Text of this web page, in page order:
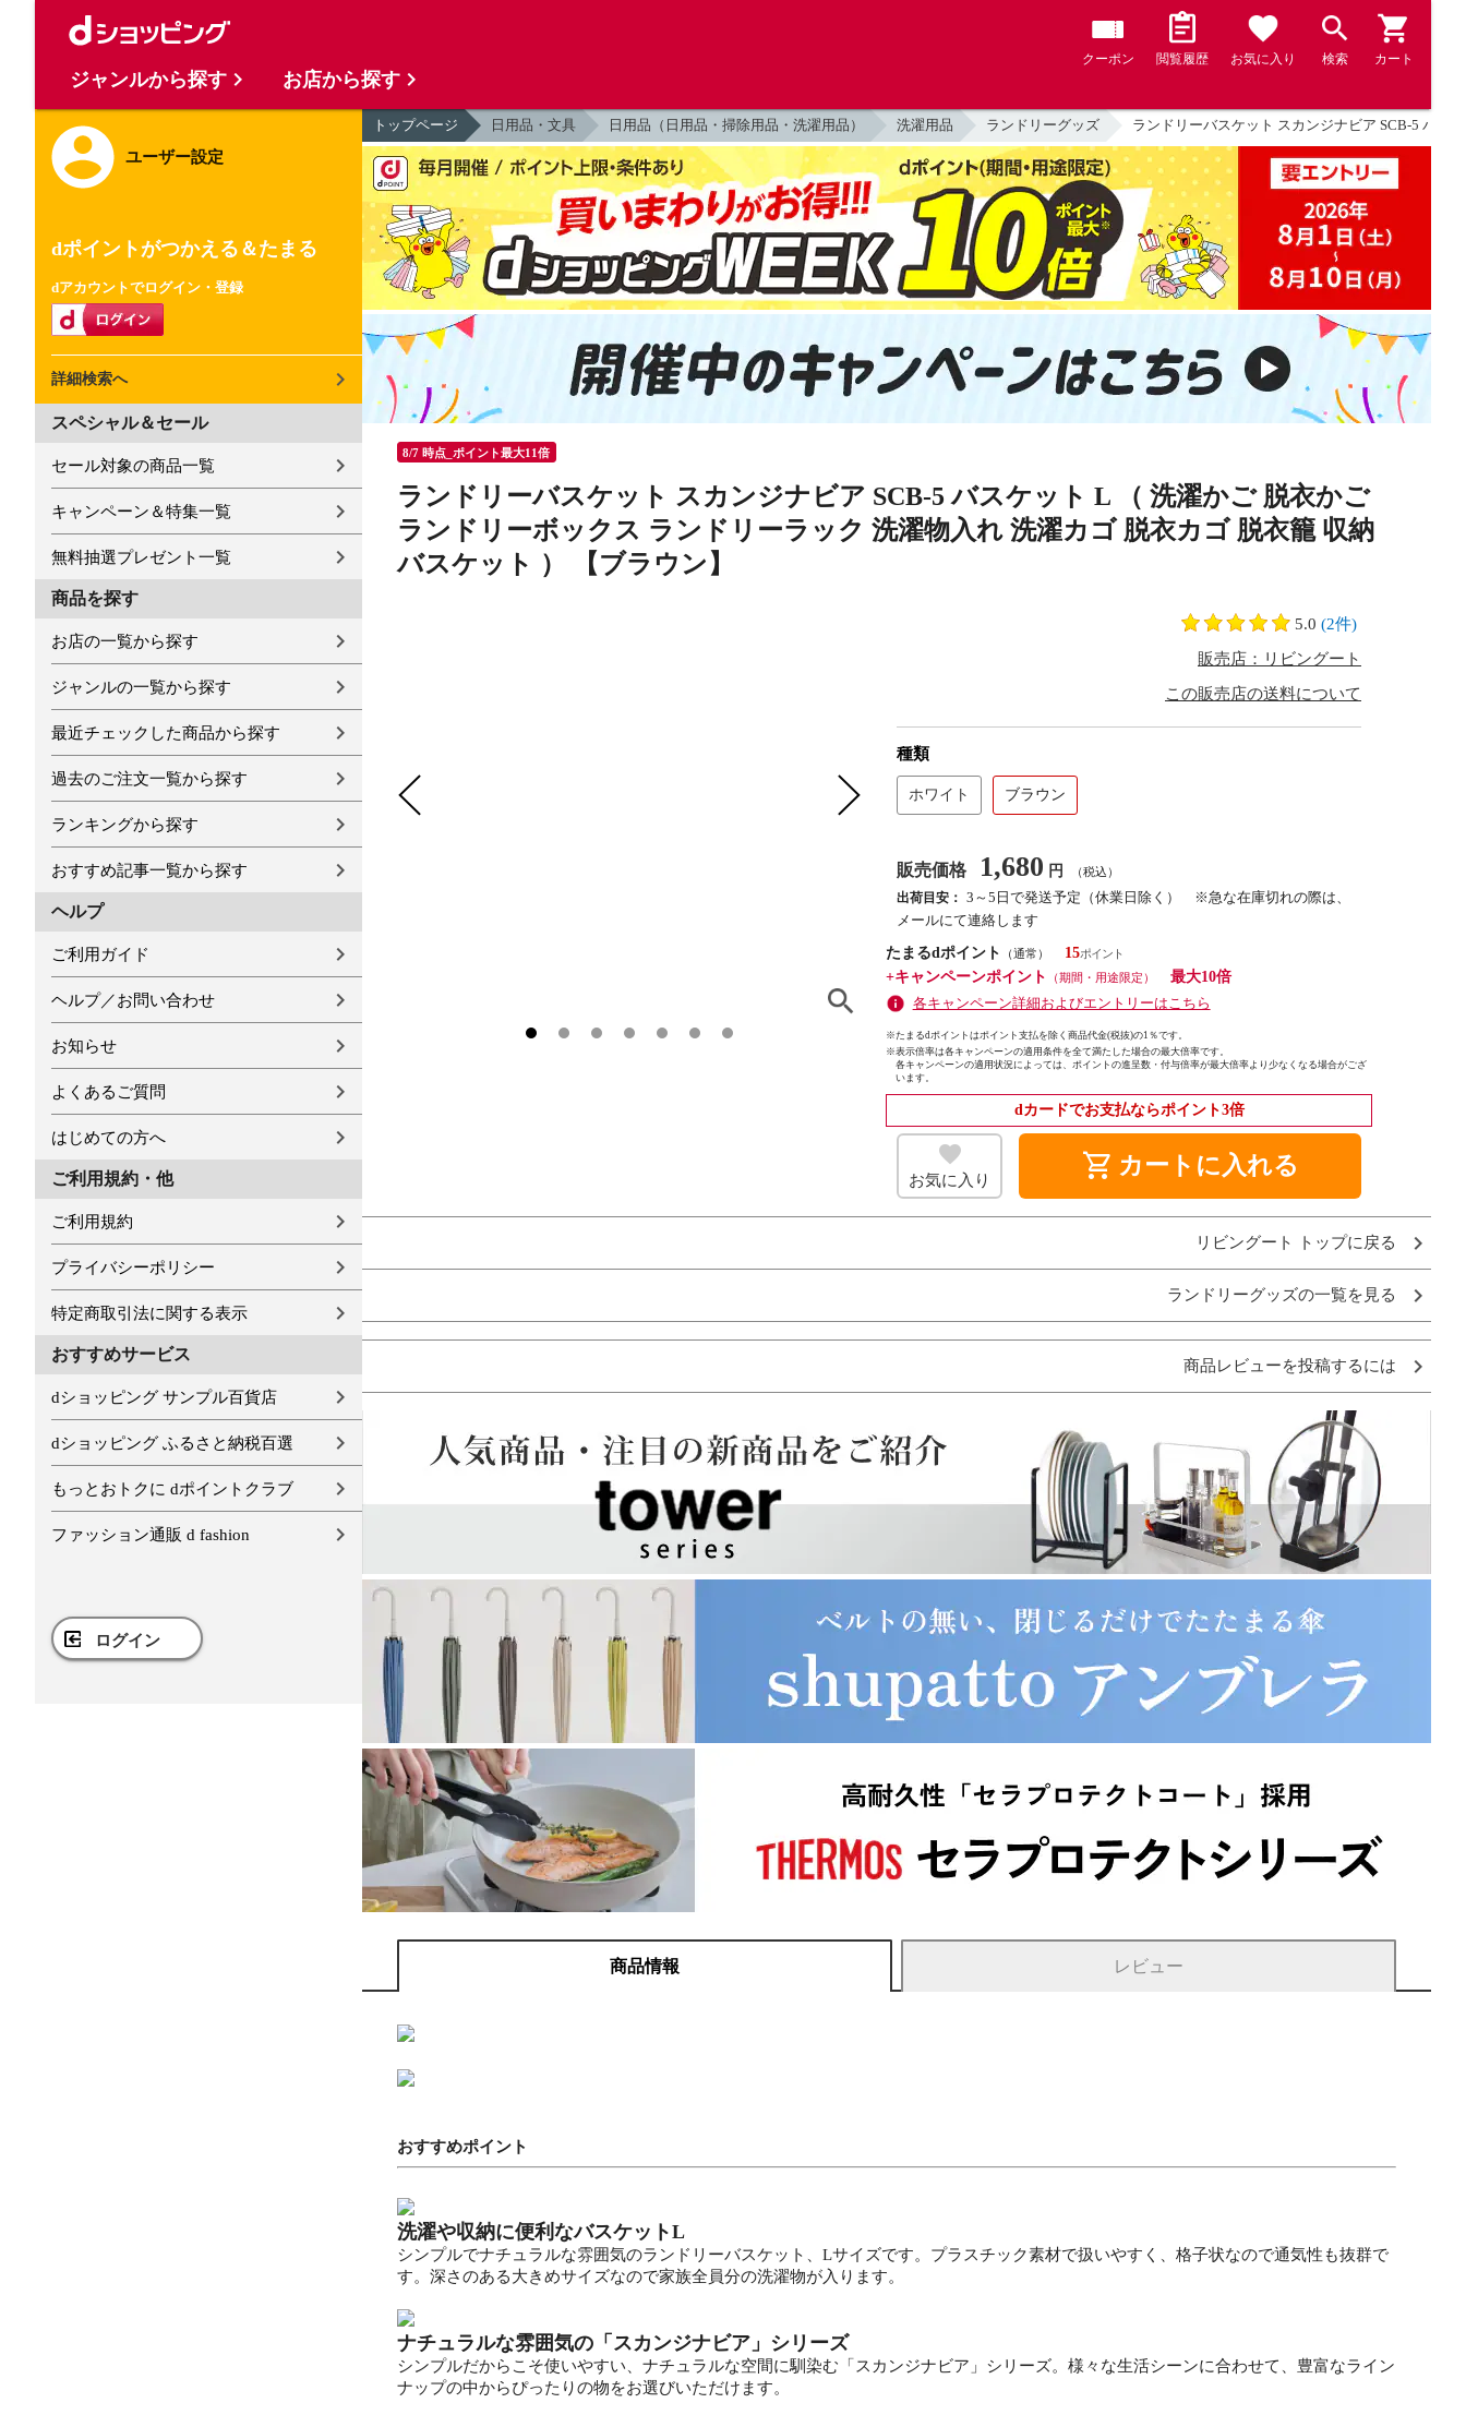
クーポン 閲覧履歴 お気に入り 検索 カート
ユーザー設定
dポイントがつかえる＆たまる
dアカウントでログイン・登録
詳細検索へ
スペシャル＆セール
セール対象の商品一覧
キャンペーン＆特集一覧
無料抽選プレゼント一覧
商品を探す
お店の一覧から探す
ジャンルの一覧から探す
最近チェックした商品から探す
過去のご注文一覧から探す
ランキングから探す
おすすめ記事一覧から探す
ヘルプ
ご利用ガイド
ヘルプ／お問い合わせ
お知らせ
よくあるご質問
はじめての方へ
ご利用規約・他
ご利用規約
プライバシーポリシー
特定商取引法に関する表示
おすすめサービス
dショッピング サンプル百貨店
dショッピング ふるさと納税百選
もっとおトクに dポイントクラブ
ファッション通販 d fashion
ログイン
トップページ 日用品・文具 日用品（日用品・掃除用品・洗濯用品） 洗濯用品 ランドリーグッズ ランドリーバスケット スカンジナビア SCB-5 バス
8/7 時点_ポイント最大11倍
ランドリーバスケット スカンジナビア SCB-5 バスケット L （ 洗濯かご 脱衣かご
ランドリーボックス ランドリーラック 洗濯物入れ 洗濯カゴ 脱衣カゴ 脱衣籠 収納
バスケット ） 【ブラウン】
5.0 (2件)
販売店：リビングート
この販売店の送料について
種類
ホワイト ブラウン
販売価格 1,680 円 （税込）
出荷目安： 3～5日で発送予定（休業日除く） ※急な在庫切れの際は、
メールにて連絡します
たまるdポイント
（通常）
15
+キャンペーンポイント
（期間・用途限定）
最大10倍
各キャンペーン詳細およびエントリーはこちら
※たまるdポイントはポイント支払を除く商品代金(税抜)の1％です。
※表示倍率は各キャンペーンの適用条件を全て満たした場合の最大倍率です。
各キャンペーンの適用状況によっては、ポイントの進呈数・付与倍率が最大倍率より少なくなる場合がござ
います。
dカードでお支払ならポイント3倍
お気に入り shopping_cart カートに入れる
リビングート トップに戻る
ランドリーグッズの一覧を見る
商品レビューを投稿するには
商品情報 レビュー
おすすめポイント
洗濯や収納に便利なバスケットL
シンプルでナチュラルな雰囲気のランドリーバスケット、Lサイズです。プラスチック素材で扱いやすく、格子状なので通気性も抜群で
す。深さのある大きめサイズなので家族全員分の洗濯物が入ります。
ナチュラルな雰囲気の「スカンジナビア」シリーズ
シンプルだからこそ使いやすい、ナチュラルな空間に馴染む「スカンジナビア」シリーズ。様々な生活シーンに合わせて、豊富なライン
ナップの中からぴったりの物をお選びいただけます。
ジャンルから探す お店から探す